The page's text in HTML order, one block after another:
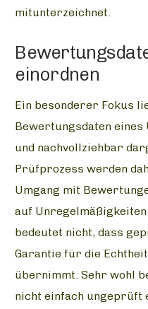
mitunterzeichnet.
einordnen
Ein besonderer Fokus
Bewertungsdaten
und nachvollziehbar
Prüfprozess werden
Umgang mit
auf
bedeutet nicht, dass
Garantie für die
übernimmt. Sehr wohl
nicht einfach ungeprüft